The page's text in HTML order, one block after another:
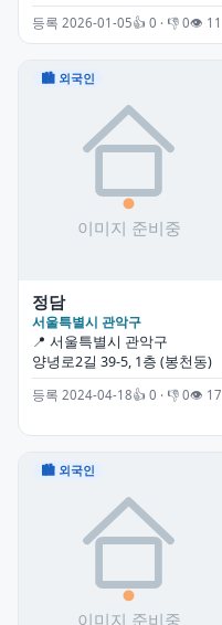
등록 2026-01-05👍 0 · 👎 0👁 11
🏙 외국인
정담
서울특별시 관악구
📍 서울특별시 관악구
양녕로2길 39-5, 1층 (봉천동)
등록 2024-04-18👍 0 · 👎 0👁 17
🏙 외국인